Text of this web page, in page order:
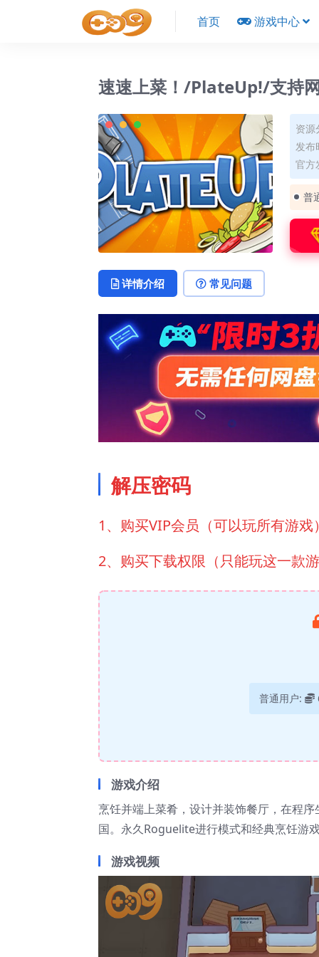
首页 游戏中心
速速上菜！/PlateUp!/支持
资
发布
官方
普
详情介绍 常见问题
解压密码
1、购买VIP会员（可以玩所有游
2、购买下载权限（只能玩这一款
普通用户:
游戏介绍
烹饪并端上菜肴，设计并装饰餐厅，在程
国。永久Roguelite进行模式和经典烹饪游
游戏视频